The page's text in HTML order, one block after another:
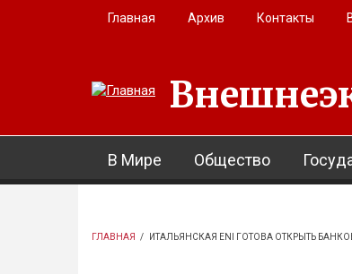
Перейти к основному содержанию
Главная Архив Контакты
В Мире Общество
ГЛАВНАЯ / ИТАЛЬЯНСКАЯ ENI ГОТОВА ОТКРЫТЬ